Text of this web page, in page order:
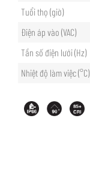
Tuổi thọ (giờ)
Điện áp vào (VAC)
Tần số điện lưới (Hz)
Nhiệt độ làm việc (°C)